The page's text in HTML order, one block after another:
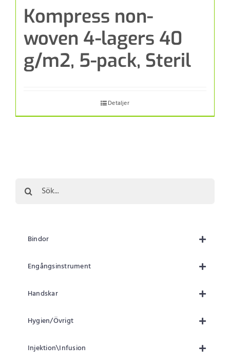
Kompress non-
woven 4-lagers 40
g/m2, 5-pack, Steril
Detaljer
efter:
Bindor
Engångsinstrument
Handskar
Hygien/Övrigt
Injektion\Infusion